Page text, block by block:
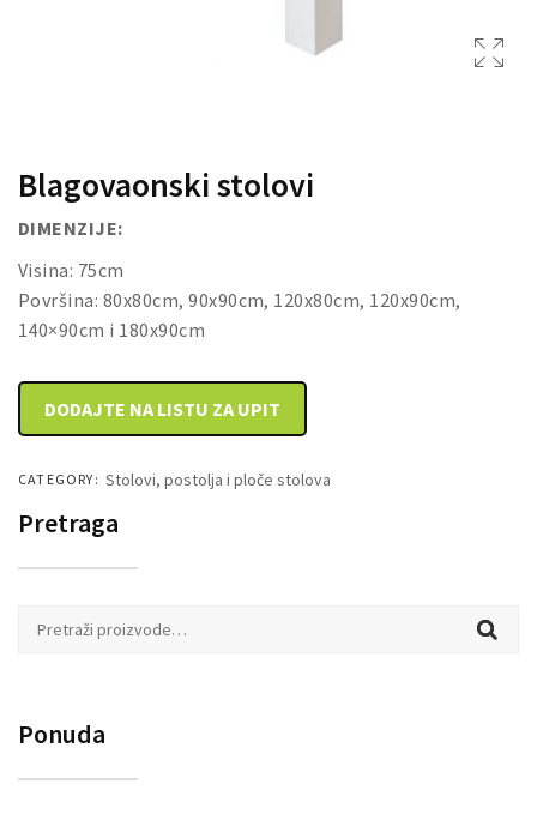
Blagovaonski stolovi
DIMENZIJE:
Visina: 75cm
Površina: 80x80cm, 90x90cm, 120x80cm, 120x90cm,
140×90cm i 180x90cm
DODAJTE NA LISTU ZA UPIT
CATEGORY: Stolovi, postolja i ploče stolova
Pretraga
Pretraži:
Ponuda